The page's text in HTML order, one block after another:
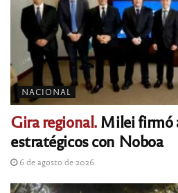
NACIONAL
Gira regional.Milei firmó
estratégicos con Noboa
6 de agosto de 2026